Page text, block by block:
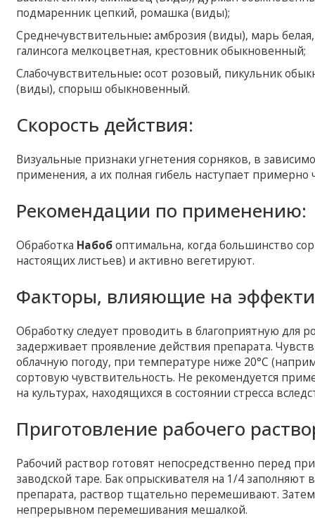
подмаренник цепкий, ромашка (виды);
Среднечувствительные:амброзия (виды), марь
галинсога мелкоцветная, крестовник обыкновенный;
Слабочувствительные:осот розовый, пикульник
(виды), спорыш обыкновенный.
Скорость действия:
Визуальные признаки угнетения сорняков, в
применения, а их полная гибель наступает примерно
Рекомендации по применению:
Обработка Набобоптимальна, когда большинство
настоящих листьев) и активно вегетируют.
Факторы, влияющие на
Обработку следует проводить в благоприятную для
задерживает проявление действия препарата.
облачную погоду, при температуре ниже 20°С
сортовую чувствительность. Не рекомендуется
на культурах, находящихся в состоянии стресса
Приготовление рабочего
Рабочий раствор готовят непосредственно перед
заводской таре. Бак опрыскивателя на 1/4
препарата, раствор тщательно перемешивают.
непрерывном перемешивания мешалкой.